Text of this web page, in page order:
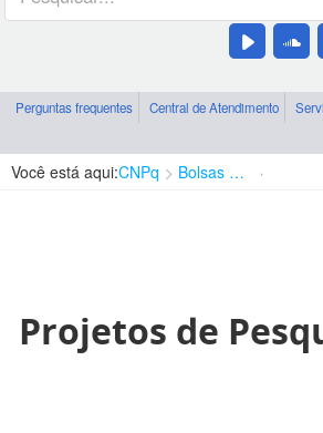
Perguntas frequentes Central de Atendimento
Você está aqui:CNPq Bolsas e Auxílios Vigentes
Projetos de